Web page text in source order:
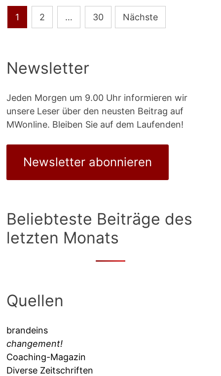
Seitennummerierung
der
1 2 … 30 Nächste
Newsletter
Jeden Morgen um 9.00 Uhr informieren wir
unsere Leser über den neusten Beitrag auf
MWonline. Bleiben Sie auf dem Laufenden!
Newsletter abonnieren
Beliebteste Beiträge des
letzten Monats
Quellen
brandeins
changement!
Coaching-Magazin
Diverse Zeitschriften